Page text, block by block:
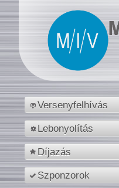
Versenyfelhívás
Lebonyolítás
Díjazás
Szponzorok